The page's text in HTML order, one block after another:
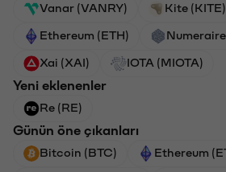
Vanar (VANRY) Kite (KITE)
Ethereum (ETH)
Xai (XAI) IOTA (MIOTA)
Yeni eklenenler
Re (RE)
Günün öne çıkanları
Bitcoin (BTC) Ethereum